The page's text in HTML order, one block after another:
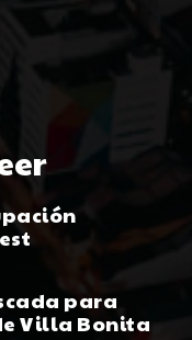
para
Villa Bonita